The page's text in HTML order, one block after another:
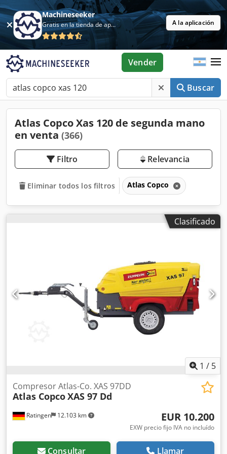
Machineseeker
Gratis en la tienda de aplicaciones A la aplicación
Buscar
Vender
Atlas Copco Xas 120 de segunda mano
en venta (366)
Filtro Relevancia
Eliminar todos los filtros Atlas Copco
Clasificado
1 / 5
Ratingen 12.103 km
Compresor Atlas-Co. XAS 97DD
Atlas CopcoXAS 97 Dd
EUR 10.200
EXW precio fijo IVA no incluído
Consultar Llamar